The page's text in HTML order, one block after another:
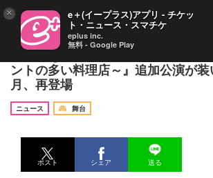
『Living Room MUSICAL～もっと
ントの多い料理店～』追加公演が
月、再登場
ニュース
舞台
ポスト シェア 送る
× e＋(イープラス)アプリ - チケッ
ト・ニュース・スマチケ
eplus inc.
無料 - Google Play